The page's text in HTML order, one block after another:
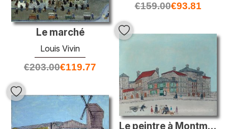
€159.00€93.81
Le marché
Louis Vivin
€203.00€119.77
Le peintre à Montmartre